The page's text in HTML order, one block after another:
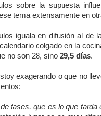
sobre la supuesta
tema extensamente en
iguala en difusión al de
colgado en la
no son 28, sino 29,5 días.
exagerando o que no
fases, que es lo que tarda